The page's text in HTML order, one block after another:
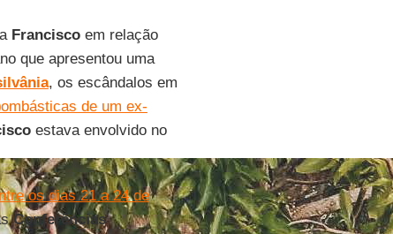
Franciscoem relação
que apresentou uma
, os escândalos em
de um ex-
estava envolvido no
os dias 21 a 24 de
Conferências